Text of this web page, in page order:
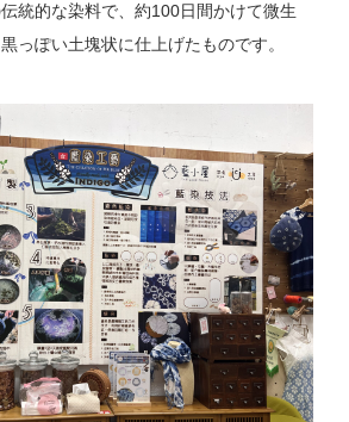
統的な染料で、約100日間かけて微生
っぽい土塊状に仕上げたものです。